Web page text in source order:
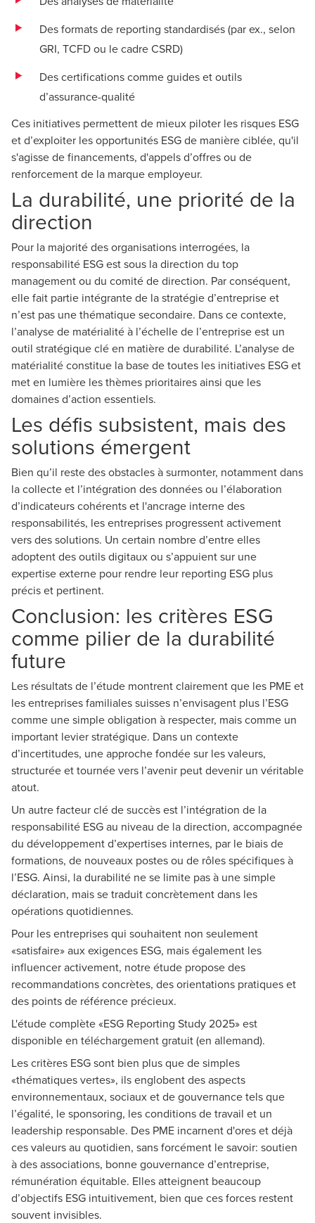
Des formats de reporting standardisés (par ex., selon
GRI, TCFD ou le cadre CSRD)
Des certifications comme guides et outils
d’assurance-qualité
Ces initiatives permettent de mieux piloter les risques ESG
et d’exploiter les opportunités ESG de manière ciblée, qu'il
s'agisse de financements, d'appels d’offres ou de
renforcement de la marque employeur.
La durabilité, une priorité de la
direction
Pour la majorité des organisations interrogées, la
responsabilité ESG est sous la direction du top
management ou du comité de direction. Par conséquent,
elle fait partie intégrante de la stratégie d’entreprise et
n’est pas une thématique secondaire. Dans ce contexte,
l’analyse de matérialité à l’échelle de l’entreprise est un
outil stratégique clé en matière de durabilité. L’analyse de
matérialité constitue la base de toutes les initiatives ESG et
met en lumière les thèmes prioritaires ainsi que les
domaines d’action essentiels.
Les défis subsistent, mais des
solutions émergent
Bien qu’il reste des obstacles à surmonter, notamment dans
la collecte et l’intégration des données ou l’élaboration
d’indicateurs cohérents et l'ancrage interne des
responsabilités, les entreprises progressent activement
vers des solutions. Un certain nombre d’entre elles
adoptent des outils digitaux ou s’appuient sur une
expertise externe pour rendre leur reporting ESG plus
précis et pertinent.
Conclusion: les critères ESG
comme pilier de la durabilité
future
Les résultats de l’étude montrent clairement que les PME et
les entreprises familiales suisses n’envisagent plus l’ESG
comme une simple obligation à respecter, mais comme un
important levier stratégique. Dans un contexte
d’incertitudes, une approche fondée sur les valeurs,
structurée et tournée vers l’avenir peut devenir un véritable
atout.
Un autre facteur clé de succès est l’intégration de la
responsabilité ESG au niveau de la direction, accompagnée
du développement d’expertises internes, par le biais de
formations, de nouveaux postes ou de rôles spécifiques à
l’ESG. Ainsi, la durabilité ne se limite pas à une simple
déclaration, mais se traduit concrètement dans les
opérations quotidiennes.
Pour les entreprises qui souhaitent non seulement
«satisfaire» aux exigences ESG, mais également les
influencer activement, notre étude propose des
recommandations concrètes, des orientations pratiques et
des points de référence précieux.
L'étude complète «ESG Reporting Study 2025» est
disponible en téléchargement gratuit (en allemand).
Les critères ESG sont bien plus que de simples
«thématiques vertes», ils englobent des aspects
environnementaux, sociaux et de gouvernance tels que
l’égalité, le sponsoring, les conditions de travail et un
leadership responsable. Des PME incarnent d'ores et déjà
ces valeurs au quotidien, sans forcément le savoir: soutien
à des associations, bonne gouvernance d’entreprise,
rémunération équitable. Elles atteignent beaucoup
d’objectifs ESG intuitivement, bien que ces forces restent
souvent invisibles.